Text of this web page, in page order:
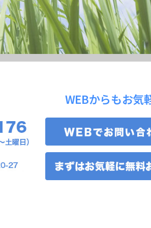
WEBからもお気